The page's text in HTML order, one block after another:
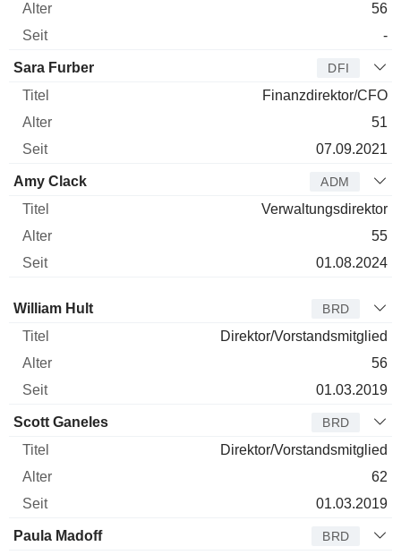
56
-
Sara Furber DFI
Finanzdirektor/CFO
51
07.09.2021
Amy Clack ADM
Verwaltungsdirektor
55
01.08.2024
Verwaltungsratsmitglied
William Hult BRD
Direktor/Vorstandsmitglied
56
01.03.2019
Scott Ganeles BRD
Direktor/Vorstandsmitglied
62
01.03.2019
Paula Madoff BRD